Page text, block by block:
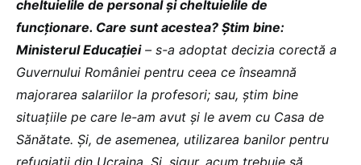
cheltuielile de personal și cheltuielile de
funcționare. Care sunt acestea? Știm bine:
Ministerul Educației– s-a adoptat decizia corectă a
Guvernului României pentru ceea ce înseamnă
majorarea salariilor la profesori; sau, știm bine
situațiile pe care le-am avut și le avem cu Casa de
Sănătate. Și, de asemenea, utilizarea banilor pentru